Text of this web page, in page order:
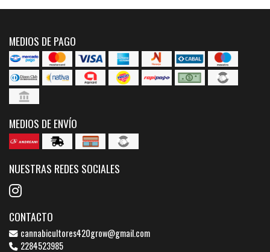
MEDIOS DE PAGO
MEDIOS DE ENVÍO
NUESTRAS REDES SOCIALES
CONTACTO
cannabicultores420grow@gmail.com
2284523985